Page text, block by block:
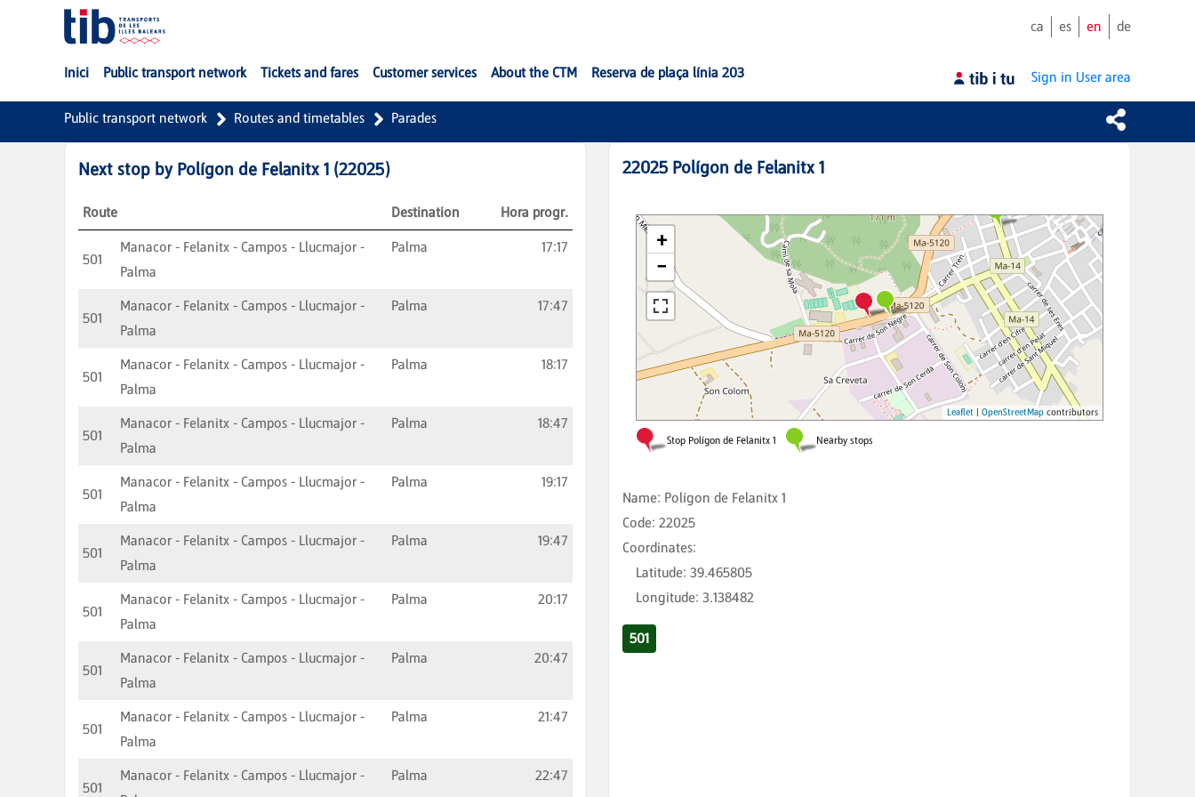
Skip to Main Content
ca es en de
Inici Public transport network Tickets and fares Customer services About the CTM Reserva de plaça línia 203 Sign in User area
Public transport network Routes and timetables Parades
Next stop by Polígon de Felanitx 1 (22025)
Route Destination Hora progr.
501
Manacor - Felanitx - Campos - Llucmajor -
Palma
Palma 17:17
501
Manacor - Felanitx - Campos - Llucmajor -
Palma
Palma 17:47
501
Manacor - Felanitx - Campos - Llucmajor -
Palma
Palma 18:17
501
Manacor - Felanitx - Campos - Llucmajor -
Palma
Palma 18:47
501
Manacor - Felanitx - Campos - Llucmajor -
Palma
Palma 19:17
501
Manacor - Felanitx - Campos - Llucmajor -
Palma
Palma 19:47
501
Manacor - Felanitx - Campos - Llucmajor -
Palma
Palma 20:17
501
Manacor - Felanitx - Campos - Llucmajor -
Palma
Palma 20:47
501
Manacor - Felanitx - Campos - Llucmajor -
Palma
Palma 21:47
501
Manacor - Felanitx - Campos - Llucmajor -
Palma 22:47
22025 Polígon de Felanitx 1
Name: Polígon de Felanitx 1
Code: 22025
Coordinates:
Latitude: 39.465805
Longitude: 3.138482
501